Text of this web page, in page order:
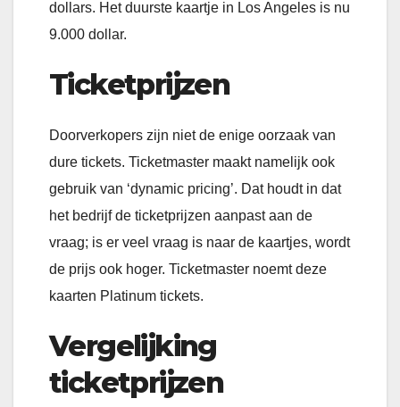
dollars. Het duurste kaartje in Los Angeles is nu
9.000 dollar.
Ticketprijzen
Doorverkopers zijn niet de enige oorzaak van
dure tickets. Ticketmaster maakt namelijk ook
gebruik van ‘dynamic pricing’. Dat houdt in dat
het bedrijf de ticketprijzen aanpast aan de
vraag; is er veel vraag is naar de kaartjes, wordt
de prijs ook hoger. Ticketmaster noemt deze
kaarten Platinum tickets.
Vergelijking
ticketprijzen